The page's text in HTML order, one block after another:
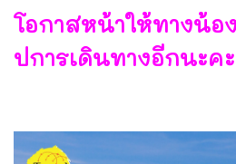
โอกาสหน้าให้ทางน้อ
ปการเดินทางอีกนะคะ